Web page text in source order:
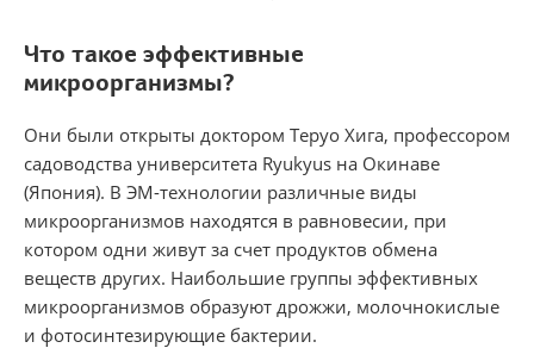
Что такое эффективные
микроорганизмы?
Они были открыты доктором Теруо Хига, профессором
садоводства университета Ryukyus на Окинаве
(Япония). В ЭМ-технологии различные виды
микроорганизмов находятся в равновесии, при
котором одни живут за счет продуктов обмена
веществ других. Наибольшие группы эффективных
микроорганизмов образуют дрожжи, молочнокислые
и фотосинтезирующие бактерии.